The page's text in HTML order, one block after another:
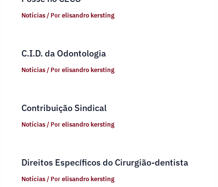
Notícias/ Porelisandro kersting
C.I.D. da Odontologia
Notícias/ Porelisandro kersting
Contribuição Sindical
Notícias/ Porelisandro kersting
Direitos Específicos do Cirurgião-dentista
Notícias/ Porelisandro kersting